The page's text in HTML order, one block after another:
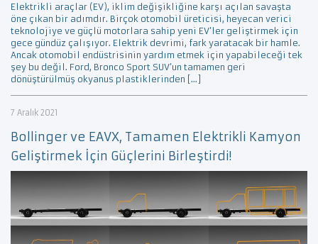
Elektrikli araçlar (EV), iklim değişikliğine karşı açılan savaşta
öne çıkan bir adımdır. Birçok otomobil üreticisi, heyecan verici
teknolojiye ve güçlü motorlara sahip yeni EV’ler geliştirmek için
gece gündüz çalışıyor. Elektrik devrimi, fark yaratacak bir hamle.
Ancak otomobil endüstrisinin yardım etmek için yapabileceği tek
şey bu değil. Ford, Bronco Sport SUV’un tamamen geri
dönüştürülmüş okyanus plastiklerinden […]
7 Aralık 2021
Bollinger ve EAVX, Tamamen Elektrikli Kamyon
Geliştirmek İçin Güçlerini Birleştirdi!